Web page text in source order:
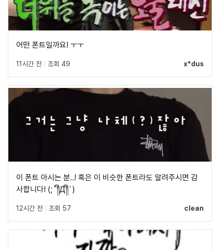
어떤 폰트일까요! ㅜㅜ
11시간 전 조회 49 x*dus
이 폰트 아시는 분..! 혹은 이 비슷한 폰트라도 알려주시면 감
사합니다! (;´༎ຶД༎ຶ`)
12시간 전 조회 57 clean